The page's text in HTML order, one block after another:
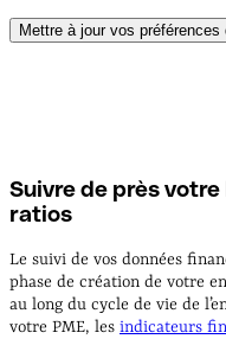
Mettre à jour vos préférences
Suivre de près
ratios
Le suivi de vos données
phase de création de votre
au long du cycle de vie de
votre PME, les indicateurs